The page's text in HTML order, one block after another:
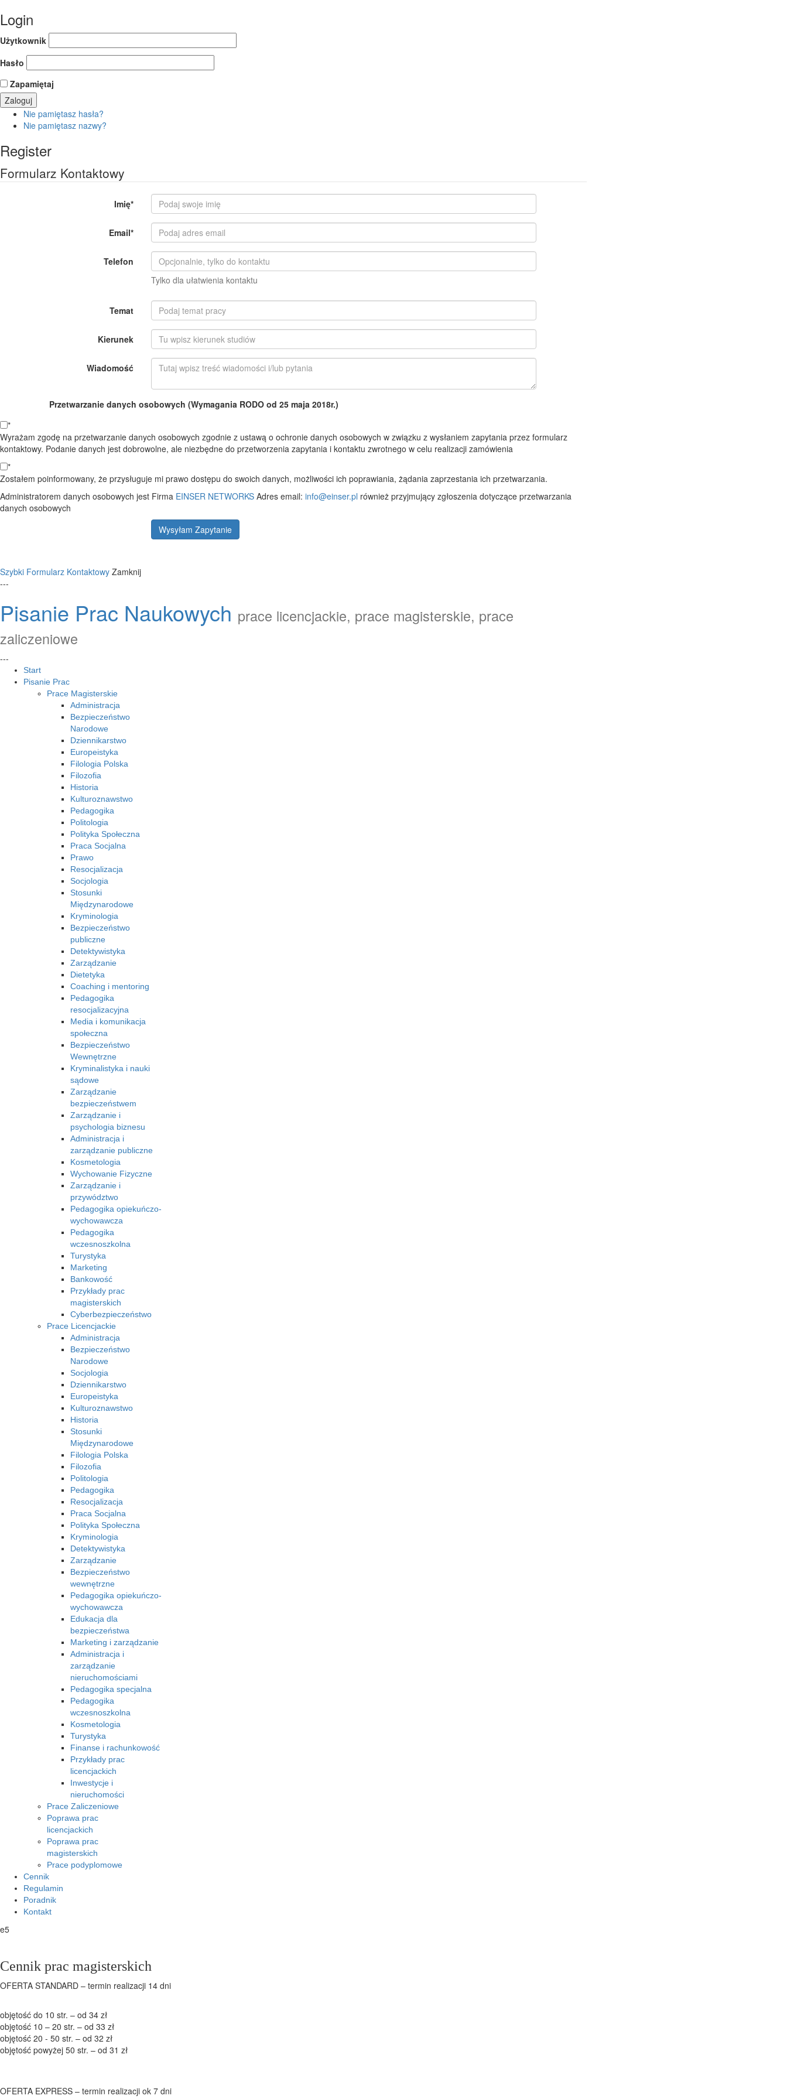
Login
Użytkownik
Hasło
Zapamiętaj
Nie pamiętasz hasła?
Nie pamiętasz nazwy?
Register
Formularz Kontaktowy
Imię*
Email*
Telefon
Tylko dla ułatwienia kontaktu
Temat
Kierunek
Wiadomość
Przetwarzanie danych osobowych (Wymagania RODO od 25 maja 2018r.)
*
Wyrażam zgodę na przetwarzanie danych osobowych zgodnie z ustawą o ochronie danych osobowych w związku z wysłaniem zapytania przez formularz
kontaktowy. Podanie danych jest dobrowolne, ale niezbędne do przetworzenia zapytania i kontaktu zwrotnego w celu realizacji zamówienia
*
Zostałem poinformowany, że przysługuje mi prawo dostępu do swoich danych, możliwości ich poprawiania, żądania zaprzestania ich przetwarzania.
Administratorem danych osobowych jest Firma EINSER NETWORKS Adres email: info@einser.pl również przyjmujący zgłoszenia dotyczące przetwarzania
danych osobowych
Wysyłam Zapytanie
Szybki Formularz Kontaktowy Zamknij
---
Pisanie Prac Naukowych prace licencjackie, prace magisterskie, prace
zaliczeniowe
---
Start
Pisanie Prac
Prace Magisterskie
Administracja
Bezpieczeństwo
Narodowe
Dziennikarstwo
Europeistyka
Filologia Polska
Filozofia
Historia
Kulturoznawstwo
Pedagogika
Politologia
Polityka Społeczna
Praca Socjalna
Prawo
Resocjalizacja
Socjologia
Stosunki
Międzynarodowe
Kryminologia
Bezpieczeństwo
publiczne
Detektywistyka
Zarządzanie
Dietetyka
Coaching i mentoring
Pedagogika
resocjalizacyjna
Media i komunikacja
społeczna
Bezpieczeństwo
Wewnętrzne
Kryminalistyka i nauki
sądowe
Zarządzanie
bezpieczeństwem
Zarządzanie i
psychologia biznesu
Administracja i
zarządzanie publiczne
Kosmetologia
Wychowanie Fizyczne
Zarządzanie i
przywództwo
Pedagogika opiekuńczo-
wychowawcza
Pedagogika
wczesnoszkolna
Turystyka
Marketing
Bankowość
Przykłady prac
magisterskich
Cyberbezpieczeństwo
Prace Licencjackie
Administracja
Bezpieczeństwo
Narodowe
Socjologia
Dziennikarstwo
Europeistyka
Kulturoznawstwo
Historia
Stosunki
Międzynarodowe
Filologia Polska
Filozofia
Politologia
Pedagogika
Resocjalizacja
Praca Socjalna
Polityka Społeczna
Kryminologia
Detektywistyka
Zarządzanie
Bezpieczeństwo
wewnętrzne
Pedagogika opiekuńczo-
wychowawcza
Edukacja dla
bezpieczeństwa
Marketing i zarządzanie
Administracja i
zarządzanie
nieruchomościami
Pedagogika specjalna
Pedagogika
wczesnoszkolna
Kosmetologia
Turystyka
Finanse i rachunkowość
Przykłady prac
licencjackich
Inwestycje i
nieruchomości
Prace Zaliczeniowe
Poprawa prac
licencjackich
Poprawa prac
magisterskich
Prace podyplomowe
Cennik
Regulamin
Poradnik
Kontakt
e5
Cennik prac magisterskich
OFERTA STANDARD – termin realizacji 14 dni
objętość do 10 str. – od 34 zł
objętość 10 – 20 str. – od 33 zł
objętość 20 - 50 str. – od 32 zł
objętość powyżej 50 str. – od 31 zł
OFERTA EXPRESS – termin realizacji ok 7 dni